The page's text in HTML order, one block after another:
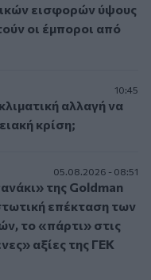
εισφορών ύψους
οι έμποροι από
10:45
αλλαγή να
κρίση;
05.08.2026 - 08:51
της Goldman
επέκταση των
το «πάρτι» στις
αξίες της ΓΕΚ